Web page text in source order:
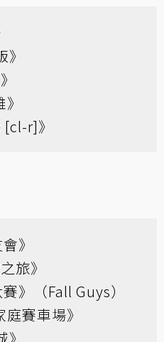
[cl-r]》
》
旅》
》（Fall Guys）
賽車場》